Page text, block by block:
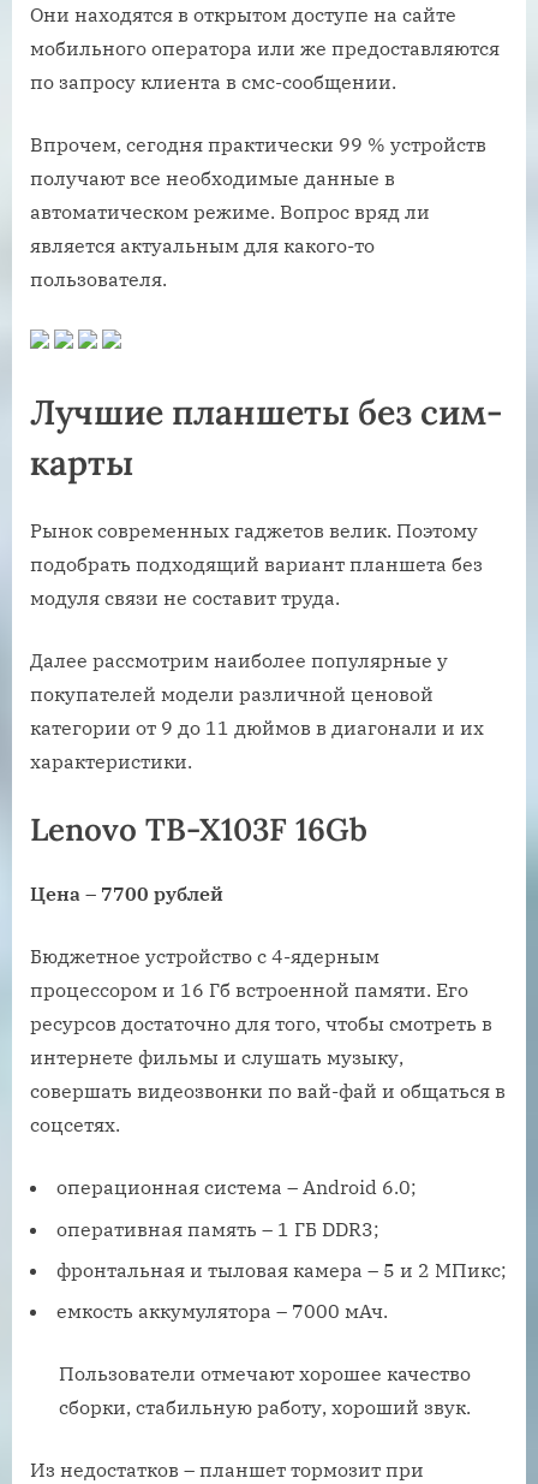
Они находятся в открытом доступе на сайте
мобильного оператора или же предоставляются
по запросу клиента в смс-сообщении.
Впрочем, сегодня практически 99 % устройств
получают все необходимые данные в
автоматическом режиме. Вопрос вряд ли
является актуальным для какого-то
пользователя.
Лучшие планшеты без сим-
карты
Рынок современных гаджетов велик. Поэтому
подобрать подходящий вариант планшета без
модуля связи не составит труда.
Далее рассмотрим наиболее популярные у
покупателей модели различной ценовой
категории от 9 до 11 дюймов в диагонали и их
характеристики.
Lenovo TB-X103F 16Gb
Цена – 7700 рублей
Бюджетное устройство с 4-ядерным
процессором и 16 Гб встроенной памяти. Его
ресурсов достаточно для того, чтобы смотреть в
интернете фильмы и слушать музыку,
совершать видеозвонки по вай-фай и общаться в
соцсетях.
операционная система – Android 6.0;
оперативная память – 1 ГБ DDR3;
фронтальная и тыловая камера – 5 и 2 МПикс;
емкость аккумулятора – 7000 мАч.
Пользователи отмечают хорошее качество
сборки, стабильную работу, хороший звук.
Из недостатков – планшет тормозит при